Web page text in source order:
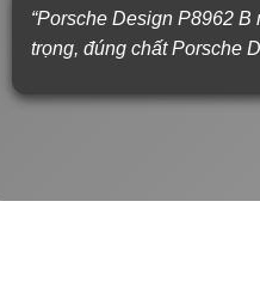
“Porsche Design P8962
trọng, đúng chất Porsche